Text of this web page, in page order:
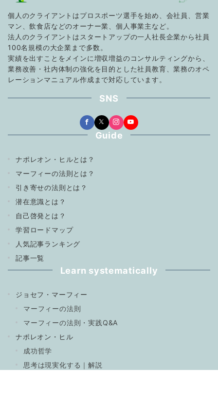
個人のクライアントはプロスポーツ選手を始め、会社員、営業
マン、飲食店などのオーナー業、個人事業主など。
法人のクライアントはスタートアップの一人社長企業から社員
100名規模の大企業まで多数。
実績を出すことをメインに増収増益のコンサルティングから、
業務改善・社内体制の強化を目的とした社員教育、業務のオペ
レーションマニュアル作成まで対応しています。
SNS
Guide
ナポレオン・ヒルとは？
マーフィーの法則とは？
引き寄せの法則とは？
潜在意識とは？
自己啓発とは？
学習ロードマップ
人気記事ランキング
記事一覧
Learn systematically
ジョセフ・マーフィー
マーフィーの法則
マーフィーの法則・実践Q&A
ナポレオン・ヒル
成功哲学
思考は現実化する｜解説